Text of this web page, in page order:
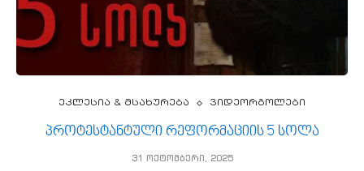
ეკლესია & მსახურება ვიდეორგოლები
პროტესტანტული რეფორმაციის 5 სოლა
31 ოქტომბერი, 2025